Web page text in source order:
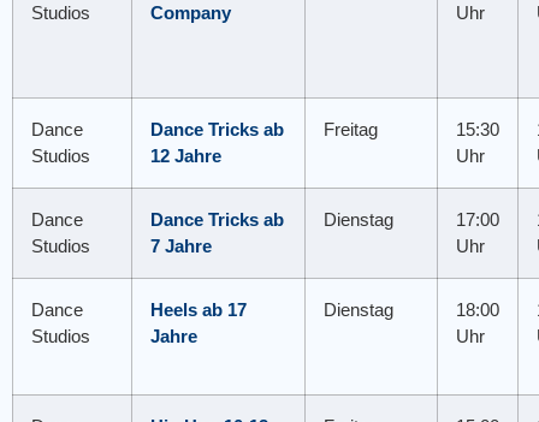
Studios
Company
Uhr
Dance
Studios
Dance Tricks ab
12 Jahre
Freitag
15:30
Uhr
Dance
Studios
Dance Tricks ab
7 Jahre
Dienstag
17:00
Uhr
Dance
Studios
Heels ab 17
Jahre
Dienstag
18:00
Uhr